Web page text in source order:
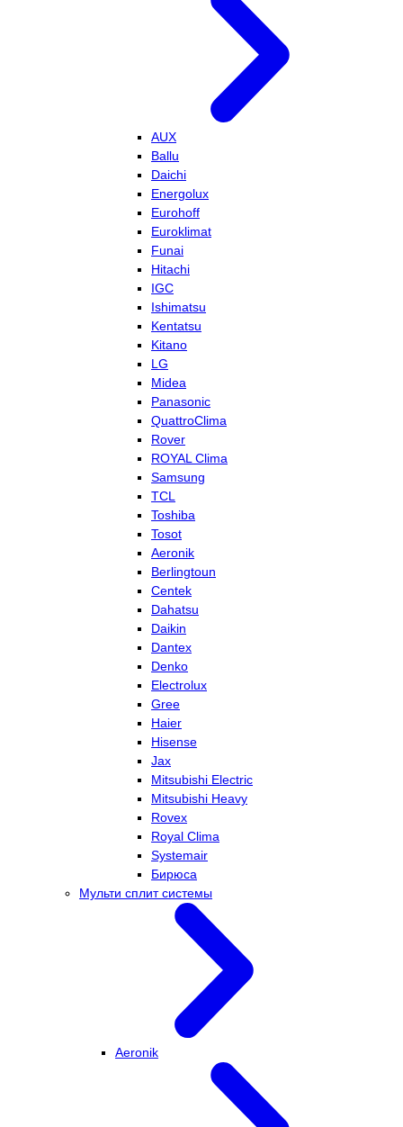
AUX
Ballu
Daichi
Energolux
Eurohoff
Euroklimat
Funai
Hitachi
IGC
Ishimatsu
Kentatsu
Kitano
LG
Midea
Panasonic
QuattroClima
Rover
ROYAL Clima
Samsung
TCL
Toshiba
Tosot
Aeronik
Berlingtoun
Centek
Dahatsu
Daikin
Dantex
Denko
Electrolux
Gree
Haier
Hisense
Jax
Mitsubishi Electric
Mitsubishi Heavy
Rovex
Royal Clima
Systemair
Бирюса
Мульти сплит системы
Aeronik